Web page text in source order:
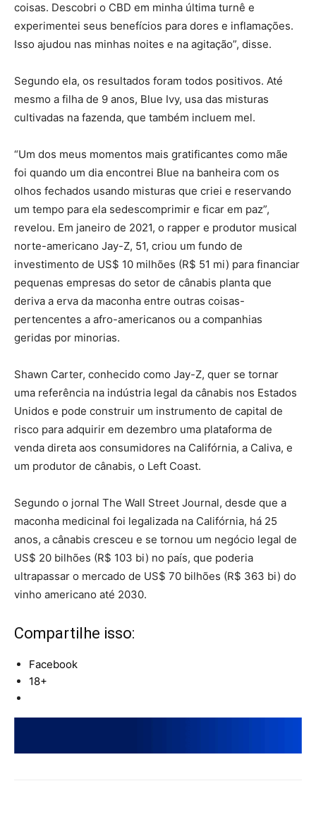
coisas. Descobri o CBD em minha última turnê e
experimentei seus benefícios para dores e inflamações.
Isso ajudou nas minhas noites e na agitação”, disse.
Segundo ela, os resultados foram todos positivos. Até
mesmo a filha de 9 anos, Blue Ivy, usa das misturas
cultivadas na fazenda, que também incluem mel.
“Um dos meus momentos mais gratificantes como mãe
foi quando um dia encontrei Blue na banheira com os
olhos fechados usando misturas que criei e reservando
um tempo para ela sedescomprimir e ficar em paz”,
revelou. Em janeiro de 2021, o rapper e produtor musical
norte-americano Jay-Z, 51, criou um fundo de
investimento de US$ 10 milhões (R$ 51 mi) para financiar
pequenas empresas do setor de cânabis planta que
deriva a erva da maconha entre outras coisas-
pertencentes a afro-americanos ou a companhias
geridas por minorias.
Shawn Carter, conhecido como Jay-Z, quer se tornar
uma referência na indústria legal da cânabis nos Estados
Unidos e pode construir um instrumento de capital de
risco para adquirir em dezembro uma plataforma de
venda direta aos consumidores na Califórnia, a Caliva, e
um produtor de cânabis, o Left Coast.
Segundo o jornal The Wall Street Journal, desde que a
maconha medicinal foi legalizada na Califórnia, há 25
anos, a cânabis cresceu e se tornou um negócio legal de
US$ 20 bilhões (R$ 103 bi) no país, que poderia
ultrapassar o mercado de US$ 70 bilhões (R$ 363 bi) do
vinho americano até 2030.
Compartilhe isso:
Facebook
18+